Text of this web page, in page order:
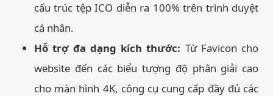
cấu trúc tệp ICO diễn ra 100% trên trình duyệt
cá nhân.
Hỗ trợ đa dạng kích thước: Từ Favicon cho
website đến các biểu tượng độ phân giải cao
cho màn hình 4K, công cụ cung cấp đầy đủ các